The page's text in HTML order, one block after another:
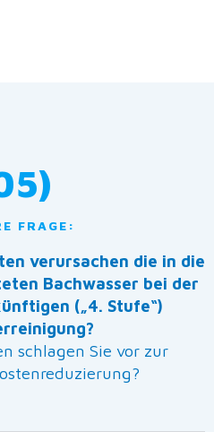
FRAGE:
verursachen die in die
Bachwasser bei der
(„4. Stufe“)
schlagen Sie vor zur